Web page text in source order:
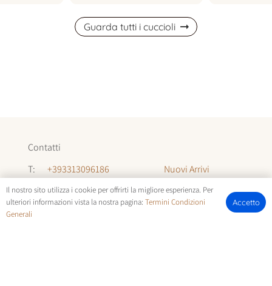
Guarda tutti i cuccioli
Contatti
T:
+393313096186
T:
+393294142035
E:
Nuovi Arrivi
Informazioni
Chi Siamo
Il nostro sito utilizza i cookie per offrirti la migliore esperienza. Per
ulteriori informazioni vista la nostra pagina: Termini Condizioni
Generali
Accetto